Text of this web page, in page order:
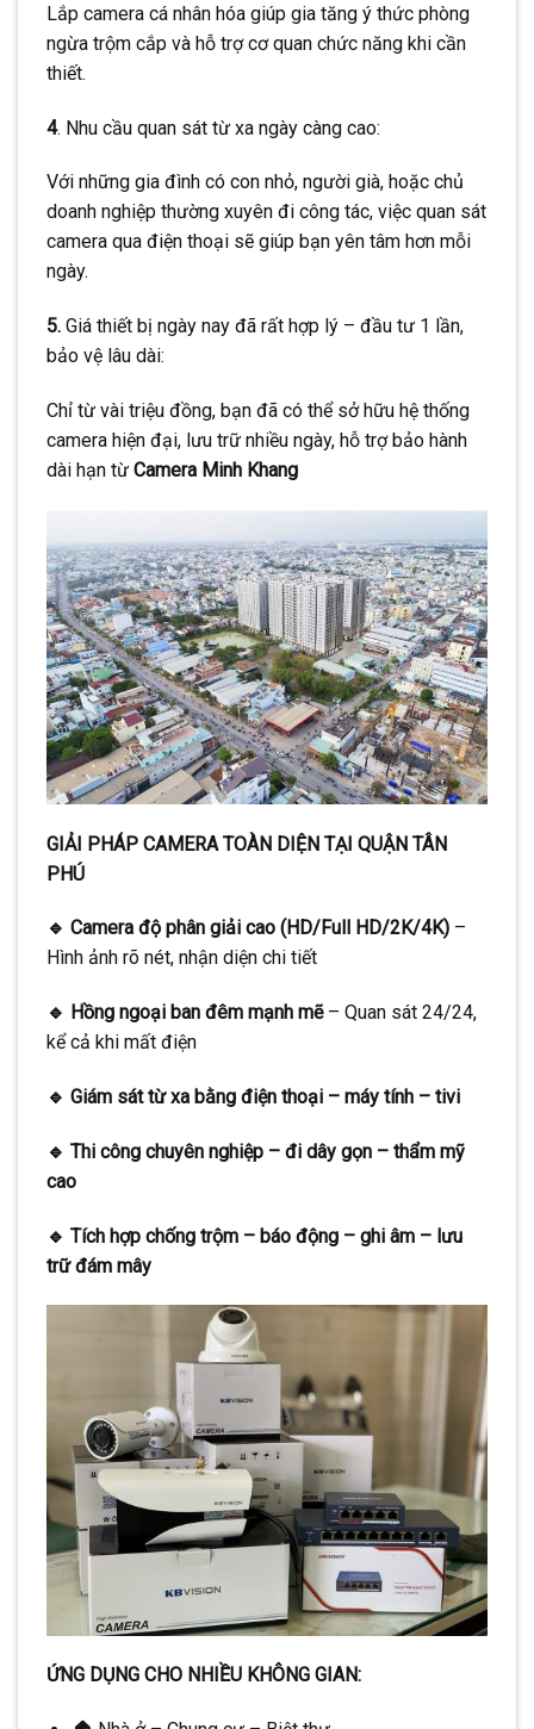
Lắp camera cá nhân hóa giúp gia tăng ý thức phòng
ngừa trộm cắp và hỗ trợ cơ quan chức năng khi cần
thiết.
4. Nhu cầu quan sát từ xa ngày càng cao:
Với những gia đình có con nhỏ, người già, hoặc chủ
doanh nghiệp thường xuyên đi công tác, việc quan sát
camera qua điện thoại sẽ giúp bạn yên tâm hơn mỗi
ngày.
5. Giá thiết bị ngày nay đã rất hợp lý – đầu tư 1 lần,
bảo vệ lâu dài:
Chỉ từ vài triệu đồng, bạn đã có thể sở hữu hệ thống
camera hiện đại, lưu trữ nhiều ngày, hỗ trợ bảo hành
dài hạn từ Camera Minh Khang
GIẢI PHÁP CAMERA TOÀN DIỆN TẠI QUẬN TÂN
PHÚ
🔹 Camera độ phân giải cao (HD/Full HD/2K/4K) –
Hình ảnh rõ nét, nhận diện chi tiết
🔹 Hồng ngoại ban đêm mạnh mẽ– Quan sát 24/24,
kể cả khi mất điện
🔹 Giám sát từ xa bằng điện thoại – máy tính – tivi
🔹 Thi công chuyên nghiệp – đi dây gọn – thẩm mỹ
cao
🔹 Tích hợp chống trộm – báo động – ghi âm – lưu
trữ đám mây
ỨNG DỤNG CHO NHIỀU KHÔNG GIAN: